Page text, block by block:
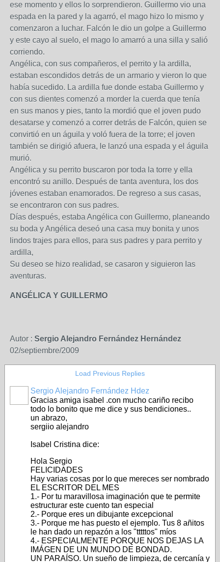
ese momento y ellos lo sorprendieron. Guillermo vio una
espada en la pared y la agarró, el mago hizo lo mismo y
comenzaron a luchar. Falcón le dio un golpe a Guillermo
y este cayo al suelo, el mago lo amarró a una silla y salió
corriendo.
Angélica, con sus compañeros, el perrito y la ardilla,
estaban escondidos detrás de un armario y vieron lo que
había sucedido. La ardilla fue donde estaba Guillermo y
con sus dientes comenzó a morder la cuerda que tenía
en sus manos y pies, tanto la mordió que el joven pudo
desatarse y comenzó a correr detrás de Falcón, quien se
convirtió en un águila y voló fuera de la torre; el joven
también se dirigió afuera, le lanzó una espada y el águila
murió.
Angélica y su perrito buscaron por toda la torre y ella
encontró su anillo. Después de tanta aventura, los dos
jóvenes estaban enamorados. De regreso a sus casas,
se encontraron con sus padres.
Días después, estaba Angélica con Guillermo, planeando
su boda y Angélica deseó una casa muy bonita y unos
lindos trajes para ellos, para sus padres y para perrito y
ardilla,
Su deseo se hizo realidad, se casaron y siguieron las
aventuras.
ANGÉLICA Y GUILLERMO
Autor : Sergio Alejandro Fernández Hernández
02/septiembre/2009
Load Previous Replies
Sergio Alejandro Fernández Hdez
Gracias amiga isabel .con mucho cariño recibo
todo lo bonito que me dice y sus bendiciones..
un abrazo,
sergiio alejandro
Isabel Cristina dice:
Hola Sergio
FELICIDADES
Hay varias cosas por lo que mereces ser nombrado
EL ESCRITOR DEL MES
1.- Por tu maravillosa imaginación que te permite
estructurar este cuento tan especial
2.- Porque eres un dibujante excepcional
3.- Porque me has puesto el ejemplo. Tus 8 añitos
le han dado un repazón a los "tttttos" míos
4.- ESPECIALMENTE PORQUE NOS DEJAS LA
IMÁGEN DE UN MUNDO DE BONDAD.
UN PARAÍSO. Un sueño de limpieza, de cercanía y